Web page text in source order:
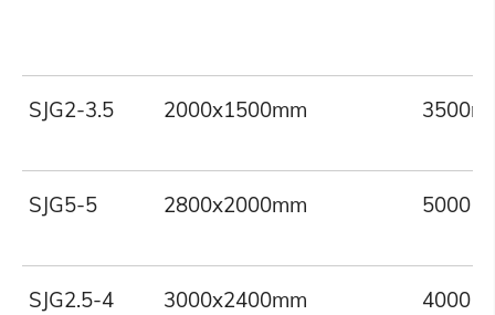
SJG2-3.5 2000x1500mm
SJG5-5 2800x2000mm 5000
SJG2.5-4 3000x2400mm 4000